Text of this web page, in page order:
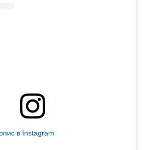
в Instagram